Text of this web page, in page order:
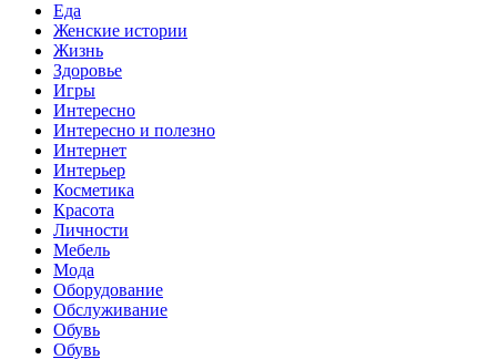
Еда
Женские истории
Жизнь
Здоровье
Игры
Интересно
Интересно и полезно
Интернет
Интерьер
Косметика
Красота
Личности
Мебель
Мода
Оборудование
Обслуживание
Обувь
Обувь